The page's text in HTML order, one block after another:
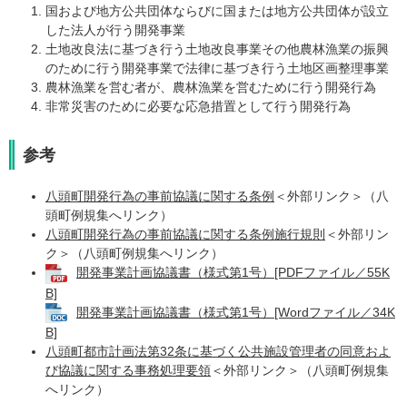
国および地方公共団体ならびに国または地方公共団体が設立
した法人が行う開発事業
土地改良法に基づき行う土地改良事業その他農林漁業の振興
のために行う開発事業で法律に基づき行う土地区画整理事業
農林漁業を営む者が、農林漁業を営むために行う開発行為
非常災害のために必要な応急措置として行う開発行為
参考
八頭町開発行為の事前協議に関する条例 ＜外部リンク＞
（八
頭町例規集へリンク）
八頭町開発行為の事前協議に関する条例施行規則 ＜外部リン
ク＞
（八頭町例規集へリンク）
開発事業計画協議書（様式第1号）[PDFファイル／55K
B]
開発事業計画協議書（様式第1号）[Wordファイル／34K
B]
八頭町都市計画法第32条に基づく公共施設管理者の同意およ
び協議に関する事務処理要領＜外部リンク＞
（八頭町例規集
へリンク）​